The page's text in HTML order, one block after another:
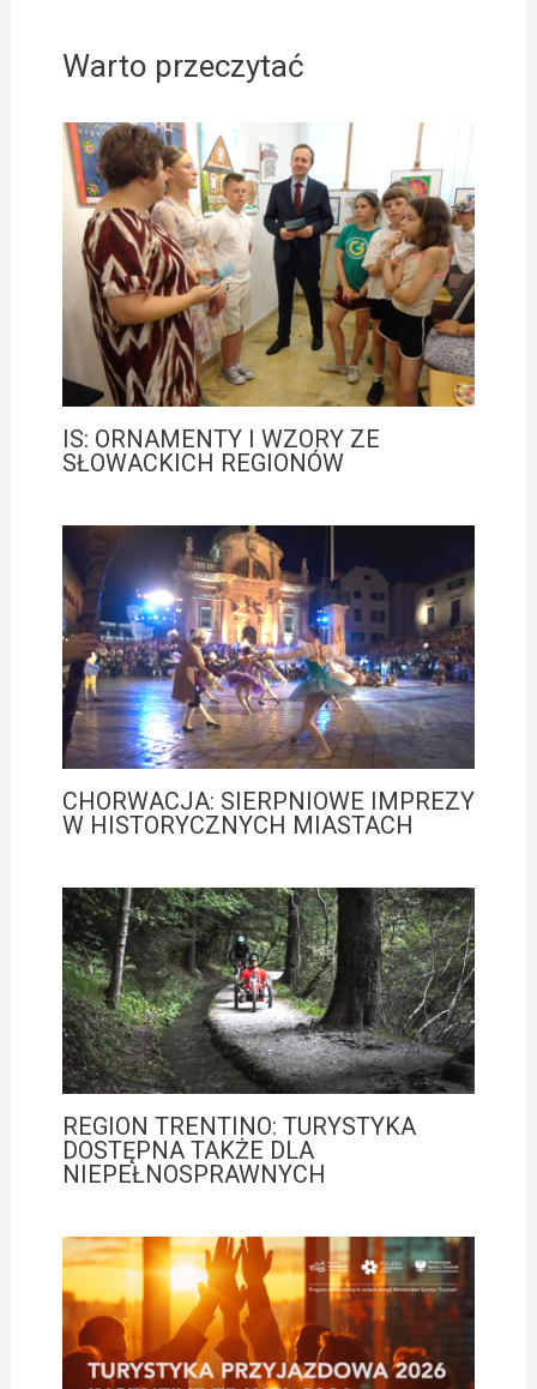
Warto przeczytać
IS: ORNAMENTY I WZORY ZE
SŁOWACKICH REGIONÓW
CHORWACJA: SIERPNIOWE IMPREZY
W HISTORYCZNYCH MIASTACH
REGION TRENTINO: TURYSTYKA
DOSTĘPNA TAKŻE DLA
NIEPEŁNOSPRAWNYCH